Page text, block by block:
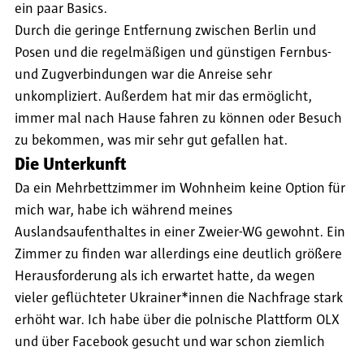
ein paar Basics.
Durch die geringe Entfernung zwischen Berlin und
Posen und die regelmäßigen und günstigen Fernbus-
und Zugverbindungen war die Anreise sehr
unkompliziert. Außerdem hat mir das ermöglicht,
immer mal nach Hause fahren zu können oder Besuch
zu bekommen, was mir sehr gut gefallen hat.
Die Unterkunft
Da ein Mehrbettzimmer im Wohnheim keine Option für
mich war, habe ich während meines
Auslandsaufenthaltes in einer Zweier-WG gewohnt. Ein
Zimmer zu finden war allerdings eine deutlich größere
Herausforderung als ich erwartet hatte, da wegen
vieler geflüchteter Ukrainer*innen die Nachfrage stark
erhöht war. Ich habe über die polnische Plattform OLX
und über Facebook gesucht und war schon ziemlich